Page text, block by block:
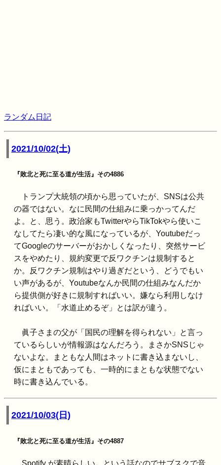
ランダム日記
2021/10/02(土)
『敗北と死に至る道が生活』その4886
トランプ大統領の頃から思っていたが、SNSは公共
の器ではない。なに民間の仕組みに乗っかってんだ
よ。と、思う。政治家もTwitterやらTikTokやら使いこ
なしてたら凄い的な風になっているが、Youtubeだっ
てGoogleのサーバーがおかしくなったり、突然サービ
スをやめたり、規約変更で反ワクチンは規制すると
か。反ワクチン規制はやり過ぎだという、どうでもい
い声があるが、Youtubeなんか民間の仕組みなんだか
ら提供側が好きに規制すればいい。嫌なら利用しなけ
ればいい。「水道止めるぞ」とは訳が違う。
眞子さまの父が「国民の理解を得られない」と言っ
ているらしいが情報源はなんだろう。まさかSNSじゃ
ないよな。まともな人間はネットに書き込まないし、
仮にまともであっても、一時的にまともな状態でない
時に書き込んでいる。
2021/10/03(日)
『敗北と死に至る道が生活』その4887
Spotify が素晴らしい。という話なのでサブスクで音